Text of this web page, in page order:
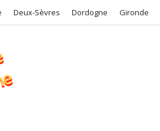
Deux-Sèvres Dordogne Gironde